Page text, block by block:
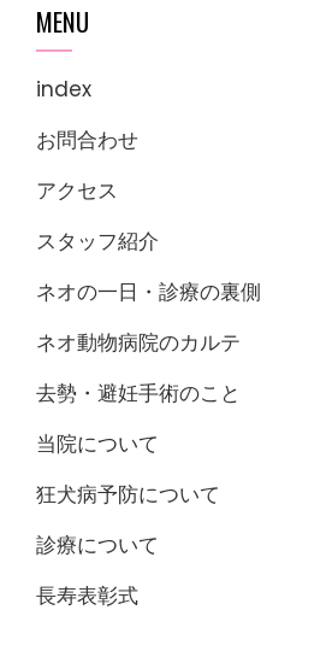
MENU
index
お問合わせ
アクセス
スタッフ紹介
ネオの一日・診療の裏側
ネオ動物病院のカルテ
去勢・避妊手術のこと
当院について
狂犬病予防について
診療について
長寿表彰式